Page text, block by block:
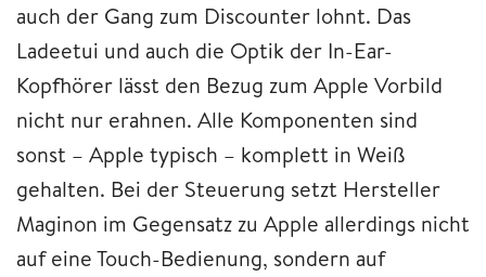
auch der Gang zum Discounter lohnt. Das
Ladeetui und auch die Optik der In-Ear-
Kopfhörer lässt den Bezug zum Apple Vorbild
nicht nur erahnen. Alle Komponenten sind
sonst – Apple typisch – komplett in Weiß
gehalten. Bei der Steuerung setzt Hersteller
Maginon im Gegensatz zu Apple allerdings nicht
auf eine Touch-Bedienung, sondern auf